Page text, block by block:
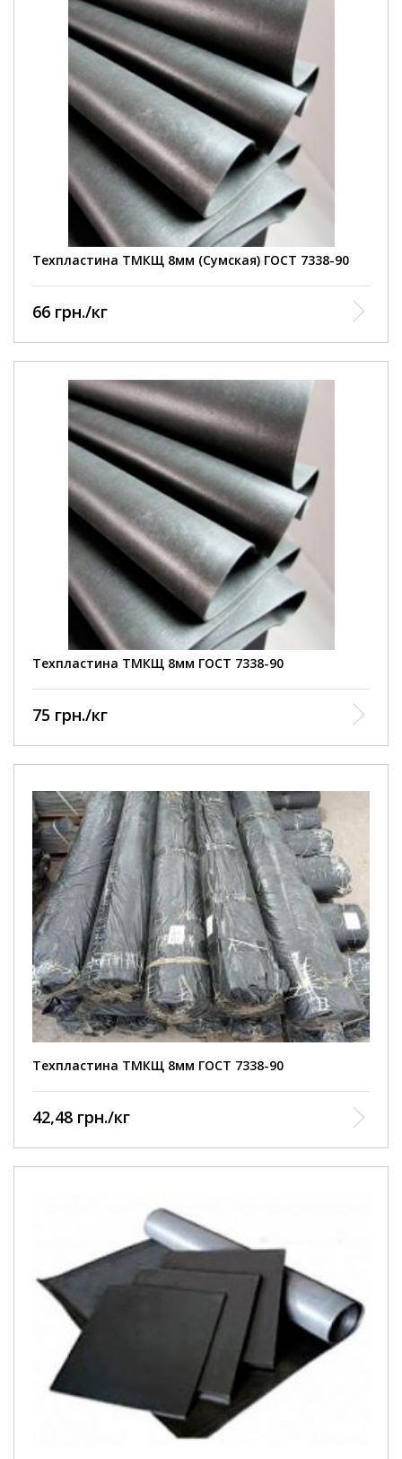
Техпластина ТМКЩ 8мм (Сумская) ГОСТ 7338-90
66 грн./кг
Техпластина ТМКЩ 8мм ГОСТ 7338-90
75 грн./кг
Техпластина ТМКЩ 8мм ГОСТ 7338-90
42,48 грн./кг